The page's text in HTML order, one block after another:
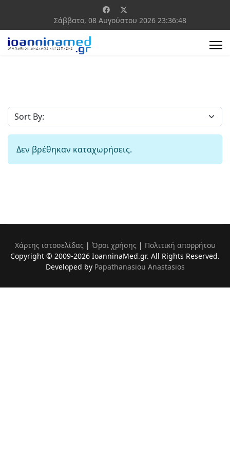
Σάββατο, 08 Αυγούστου 2026 23:36:48
Δεν βρέθηκαν καταχωρήσεις.
Χάρτης ιστοσελίδας| Όροι χρήσης| Πολιτική απορρήτου
Copyright © 2009-2026 IoanninaMed.gr. All Rights Reserved.
Developed by Papathanasiou Anastasios